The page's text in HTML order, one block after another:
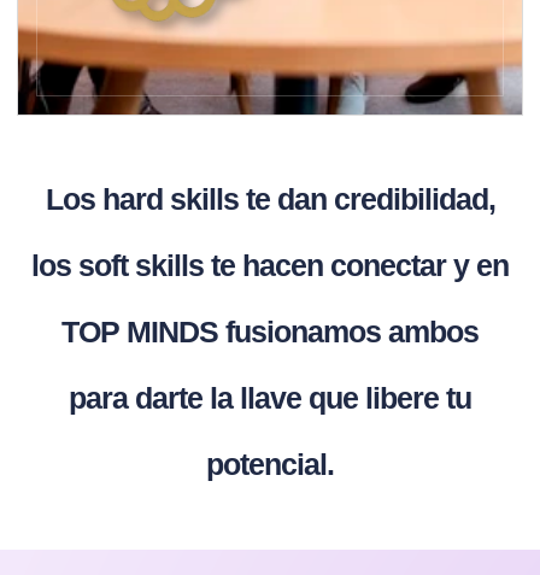
Los hard skills te dan credibilidad,
los soft skills te hacen conectar y en
TOP MINDS fusionamos ambos
para darte la llave que libere tu
potencial.